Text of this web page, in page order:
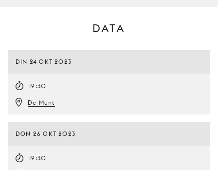
DATA
DIN 24 OKT 2023
19:30
De Munt
DON 26 OKT 2023
19:30